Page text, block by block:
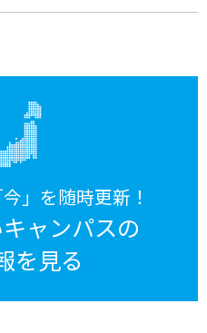
」を随時更新！
ャンパスの
を見る